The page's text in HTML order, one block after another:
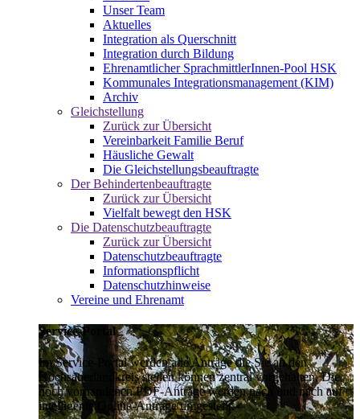
Unser Team
Aktuelles
Integration als Querschnitt
Integration durch Bildung
Ehrenamtlicher SprachmittlerInnen-Pool HSK
Kommunales Integrationsmanagement (KIM)
Archiv
Gleichstellung
Zurück zur Übersicht
Vereinbarkeit Familie Beruf
Häusliche Gewalt
Die Gleichstellungsbeauftragte
Der Behindertenbeauftragte
Zurück zur Übersicht
Vielfalt bewegt den HSK
Die Datenschutzbeauftragte
Zurück zur Übersicht
Datenschutzbeauftragte
Informationspflicht
Datenschutzhinweise
Vereine und Ehrenamt
Service-Portal
Im Service-Portal werden alle Anträge die Sie an den
Hochsauerlandkreis stellen können zentral vorgehalten. Die
noch vorhandenen PDF-Anträge werden nach und nach auf
intelligente Online-Anträge umgestellt.